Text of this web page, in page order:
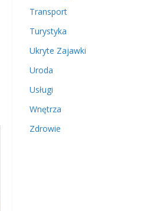
Transport
Turystyka
Ukryte Zajawki
Uroda
Usługi
Wnętrza
Zdrowie